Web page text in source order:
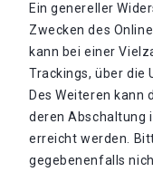
Ein genereller
Zwecken des
kann bei einer
Trackings, über die
Des Weiteren kann
deren Abschaltung
erreicht werden.
gegebenenfalls